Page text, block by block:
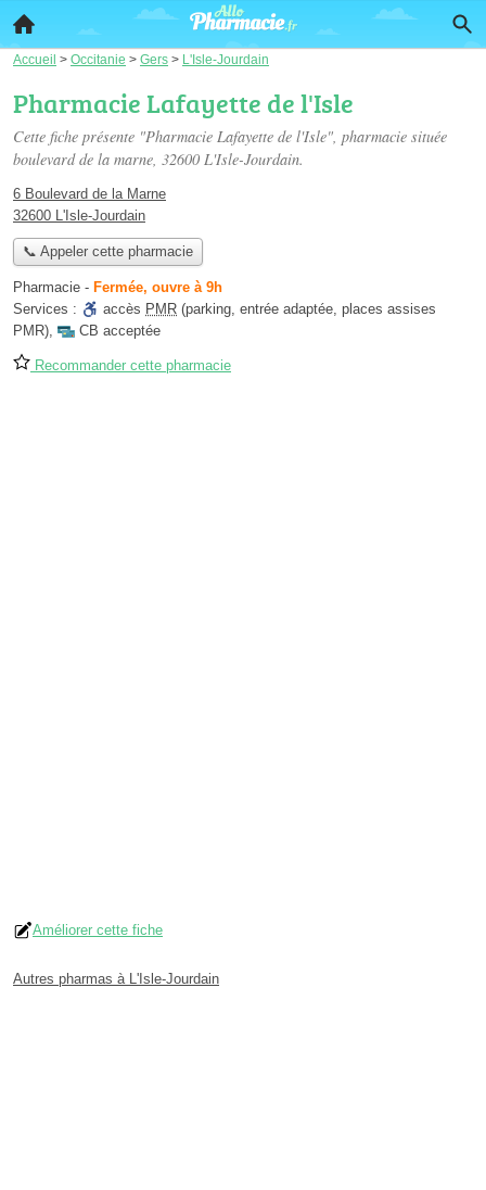
Accueil > Occitanie > Gers > L'Isle-Jourdain
Pharmacie Lafayette de l'Isle
Cette fiche présente "Pharmacie Lafayette de l'Isle", pharmacie située
boulevard de la marne, 32600 L'Isle-Jourdain.
6 Boulevard de la Marne
32600 L'Isle-Jourdain
📞 Appeler cette pharmacie
Pharmacie - Fermée, ouvre à 9h
Services :
accès PMR (parking, entrée adaptée, places assises
PMR), CB acceptée
Recommander cette pharmacie
Améliorer cette fiche
Autres pharmas à L'Isle-Jourdain